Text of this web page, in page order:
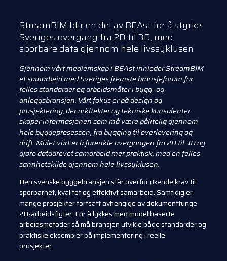
StreamBIM blir en del av BEAst for å styrke
Sveriges overgang fra 2D til 3D, med
sporbare data gjennom hele livssyklusen
Gjennom vårt medlemskap i BEAst innleder StreamBIM
et samarbeid med Sveriges fremste bransjeforum for
felles standarder og arbeidsmåter i bygg- og
anleggsbransjen. Vårtfokus er på design og
prosjektering, der arkitekter og tekniske konsulenter
skaperinformasjonen som må være pålitelig gjennom
hele byggeprosessen, fra bygging til overlevering og
drift. Målet vårt er å forenkle overgangen fra 2D til 3D og
gjøre datadrevetsamarbeid mer praktisk, med en felles
sannhetskilde gjennom helelivssyklusen.
Den svenske byggebransjen står overfor økende krav til
sporbarhet,kvalitet og effektivt samarbeid. Samtidig er
mange prosjekter fortsatt avhengige avdokumenttunge
2D-arbeidsflyter. For å lykkes med modellbaserte
arbeidsmetoder så måbransjen utvikle både standarder og
praktiske eksempler på implementering i reelle
prosjekter.